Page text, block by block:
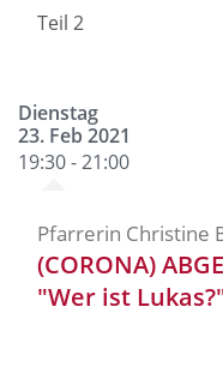
Teil 2
Dienstag
23. Feb 2021
19:30 - 21:00
Pfarrerin Christine
(CORONA)
"Wer ist